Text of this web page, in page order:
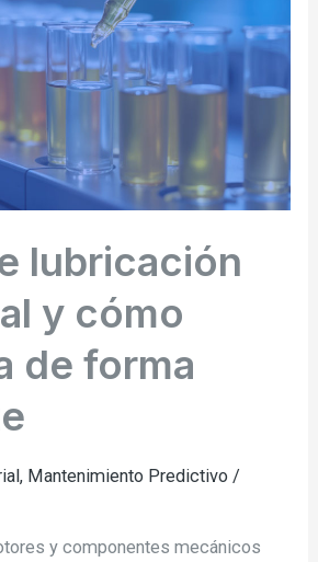
lubricación
y cómo
de forma
, Mantenimiento Predictivo /
y componentes mecánicos